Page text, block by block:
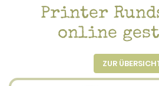
Printer
online
ZUR